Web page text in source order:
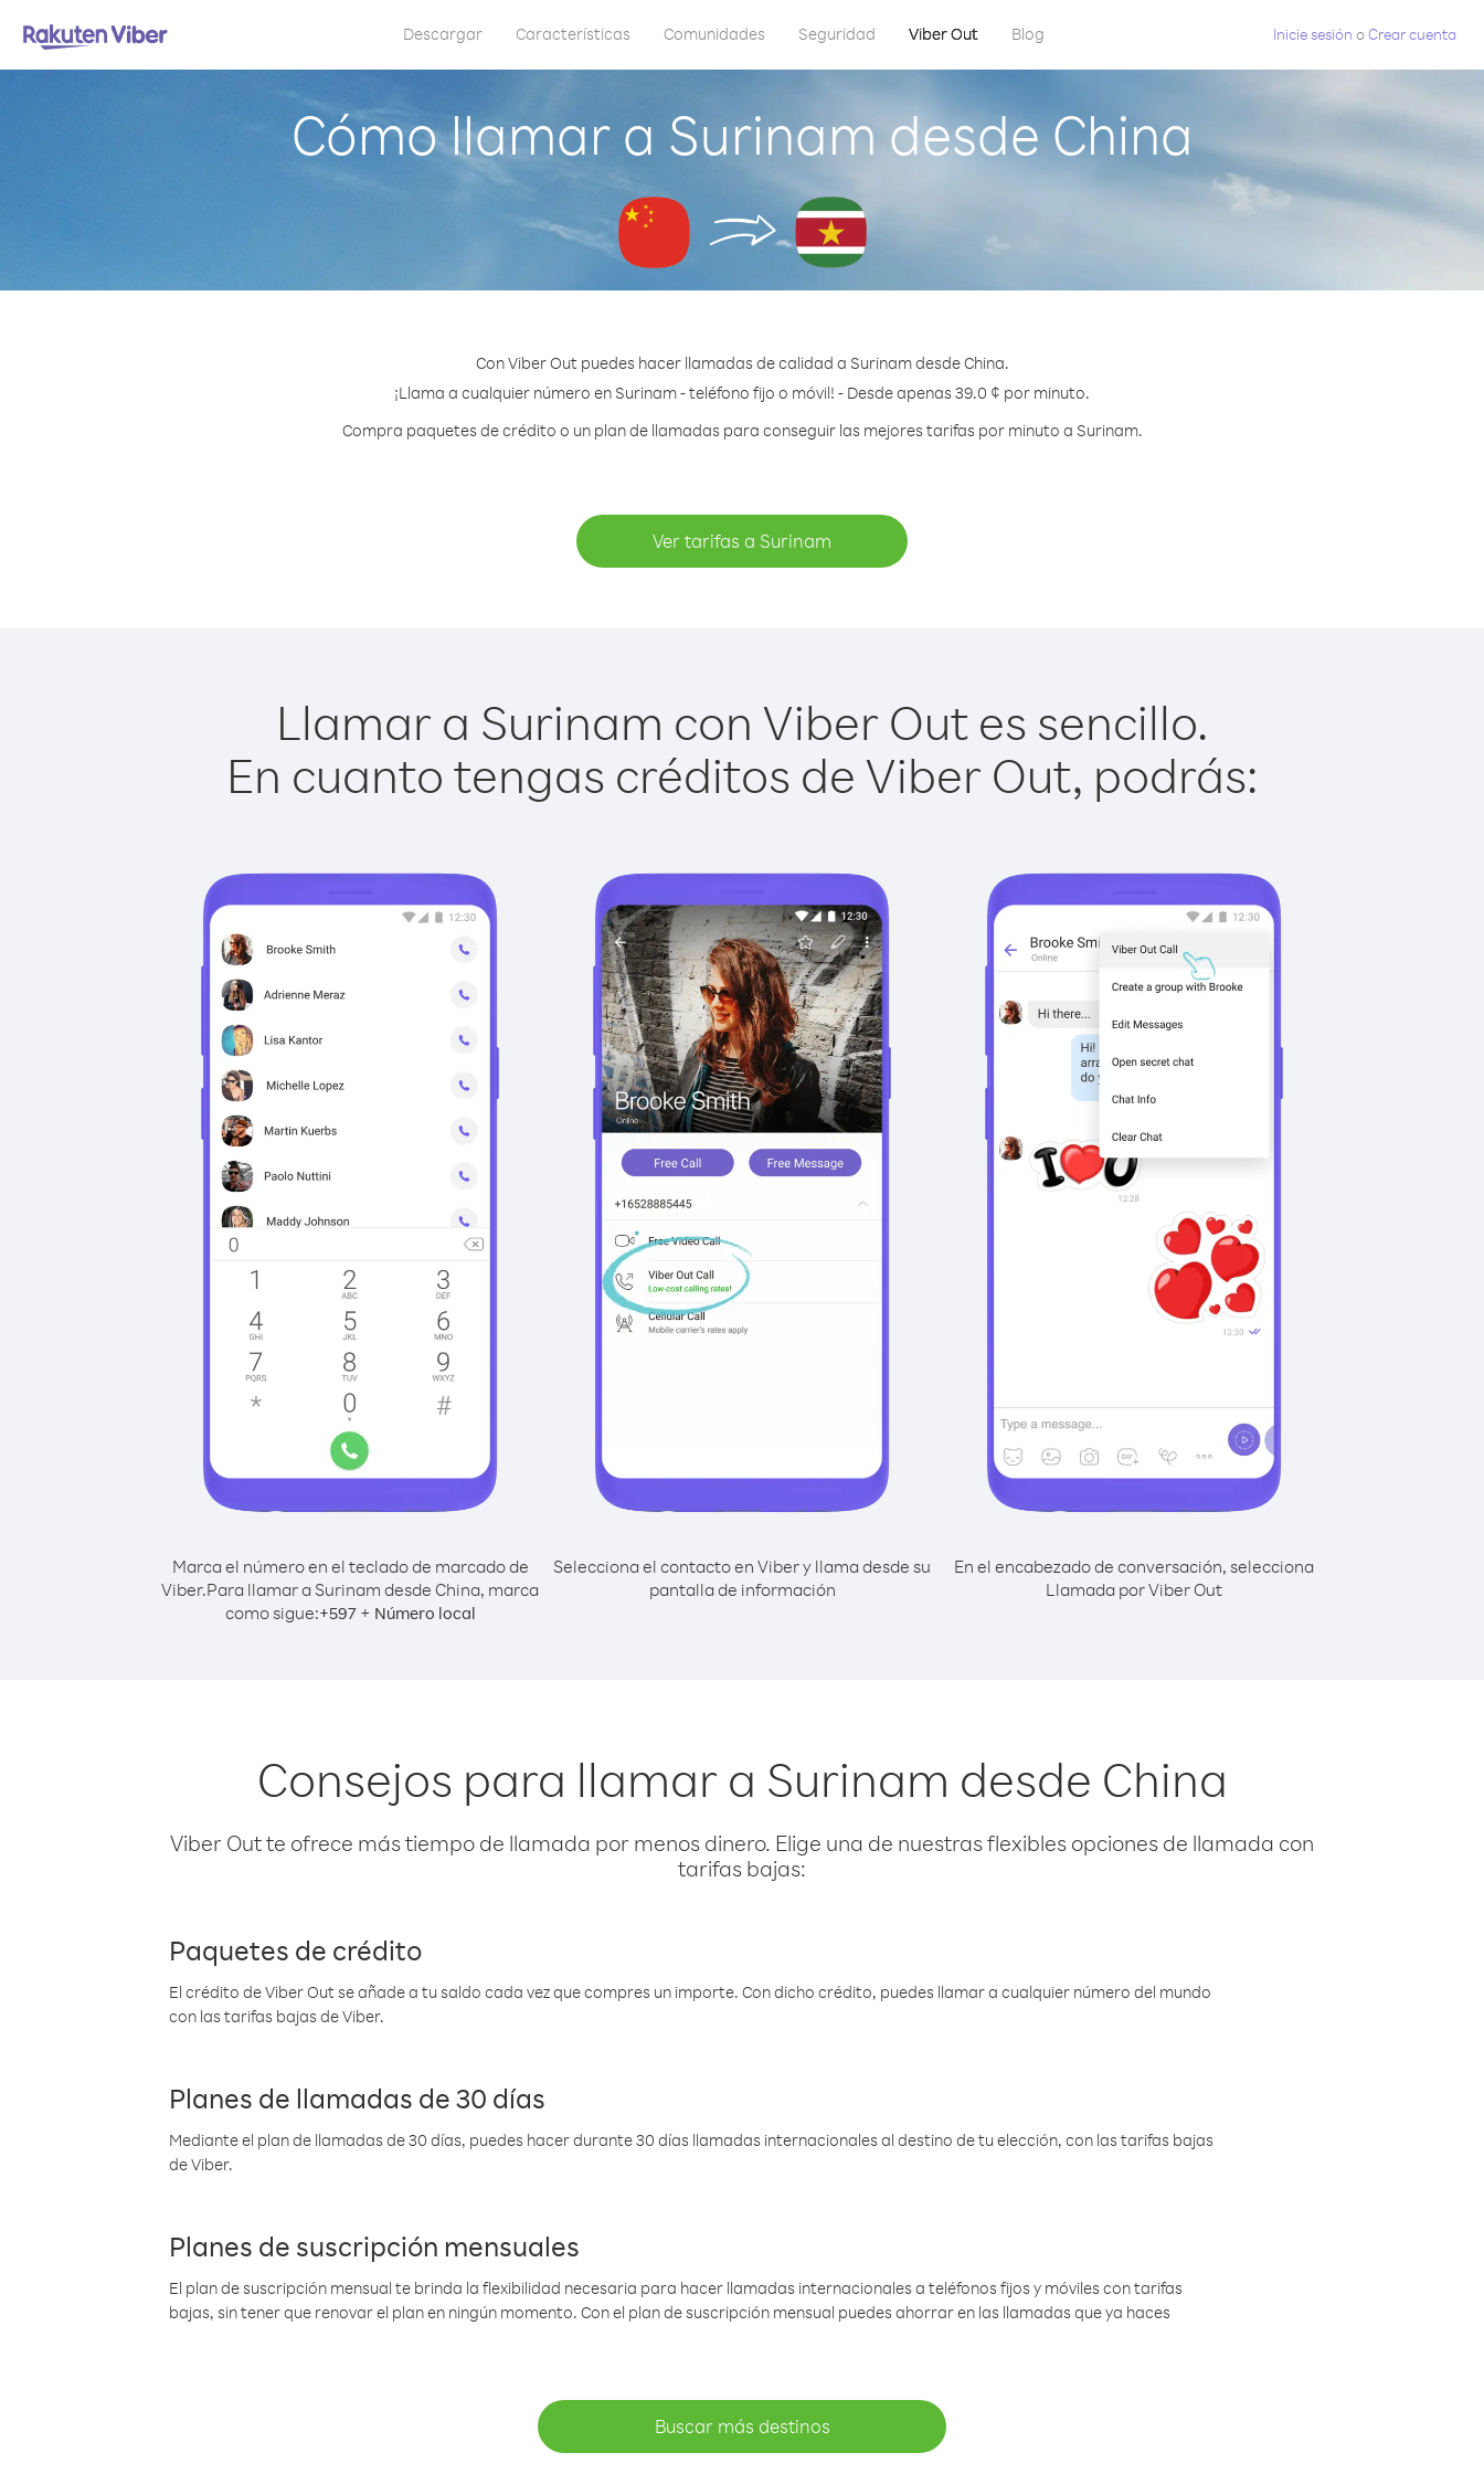
Descargar Características Comunidades Seguridad Viber Out Blog Inicie sesión oCrear cuenta
Cómo llamar a Surinam desde China
Con Viber Out puedes hacer llamadas de calidad a Surinam desde China.
¡Llama a cualquier número en Surinam - teléfono fijo o móvil! - Desde apenas 39.0 ¢ por minuto.
Compra paquetes de crédito o un plan de llamadas para conseguir las mejores tarifas por minuto a Surinam.
Ver tarifas a Surinam
Llamar a Surinam con Viber Out es sencillo.
En cuanto tengas créditos de Viber Out, podrás:
Marca el número en el teclado de marcado de
Viber.Para llamar a Surinam desde China, marca
como sigue:+597+ Número local
Selecciona el contacto en Viber y llama desde su
pantalla de información
En el encabezado de conversación, selecciona
Llamada por Viber Out
Consejos para llamar a Surinam desde China
Viber Out te ofrece más tiempo de llamada por menos dinero. Elige una de nuestras flexibles opciones de llamada con
tarifas bajas:
Paquetes de crédito
El crédito de Viber Out se añade a tu saldo cada vez que compres un importe. Con dicho crédito, puedes llamar a cualquier número del mundo
con las tarifas bajas de Viber.
Planes de llamadas de 30 días
Mediante el plan de llamadas de 30 días, puedes hacer durante 30 días llamadas internacionales al destino de tu elección, con las tarifas bajas
de Viber.
Planes de suscripción mensuales
El plan de suscripción mensual te brinda la flexibilidad necesaria para hacer llamadas internacionales a teléfonos fijos y móviles con tarifas
bajas, sin tener que renovar el plan en ningún momento. Con el plan de suscripción mensual puedes ahorrar en las llamadas que ya haces
Buscar más destinos